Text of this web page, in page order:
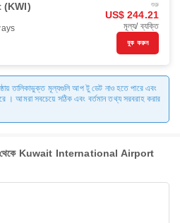
(KWI) শুরু
US$ 244.21
মূল্য/ ব্যক্তি
বুক করুন
তালিকাভুক্ত মূল্যগুলি আপ টু ডেট নাও হতে পারে এবং
। আমরা সবচেয়ে সঠিক এবং বর্তমান তথ্য সরবরাহ করার
থেকে Kuwait International Airport